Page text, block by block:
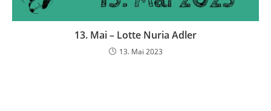
13. Mai – Lotte Nuria Adler
13. Mai 2023